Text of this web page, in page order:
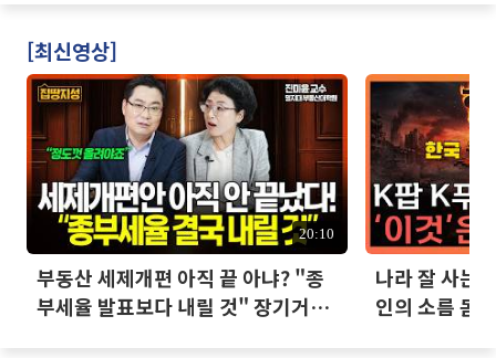
[최신영상]
20:10
부동산 세제개편 아직 끝 아냐? "종
부세율 발표보다 내릴 것" 장기거주
나라 잘 사는
인의 소름 돋